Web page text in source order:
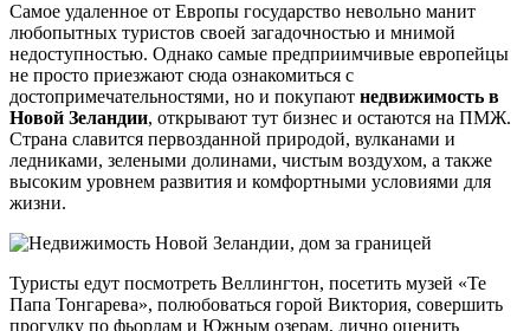
Самое удаленное от Европы государство невольно манит
любопытных туристов своей загадочностью и мнимой
недоступностью. Однако самые предприимчивые европейцы
не просто приезжают сюда ознакомиться с
достопримечательностями, но и покупают недвижимость в
Новой Зеландии, открывают тут бизнес и остаются на ПМЖ.
Страна славится первозданной природой, вулканами и
ледниками, зелеными долинами, чистым воздухом, а также
высоким уровнем развития и комфортными условиями для
жизни.
Туристы едут посмотреть Веллингтон, посетить музей «Те
Папа Тонгарева», полюбоваться горой Виктория, совершить
прогулку по фьордам и Южным озерам, лично оценить